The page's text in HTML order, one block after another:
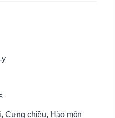
Cưng chiều, Hào môn